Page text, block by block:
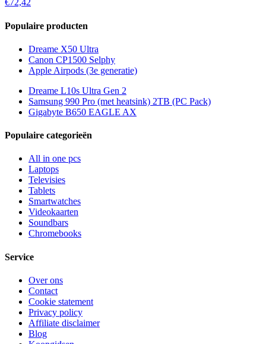
€72,42
Populaire producten
Dreame X50 Ultra
Canon CP1500 Selphy
Apple Airpods (3e generatie)
Dreame L10s Ultra Gen 2
Samsung 990 Pro (met heatsink) 2TB (PC Pack)
Gigabyte B650 EAGLE AX
Populaire categorieën
All in one pcs
Laptops
Televisies
Tablets
Smartwatches
Videokaarten
Soundbars
Chromebooks
Service
Over ons
Contact
Cookie statement
Privacy policy
Affiliate disclaimer
Blog